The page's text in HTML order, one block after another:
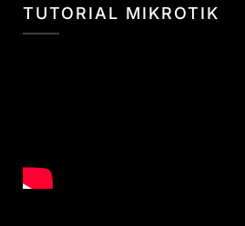
TUTORIAL MIKROTIK